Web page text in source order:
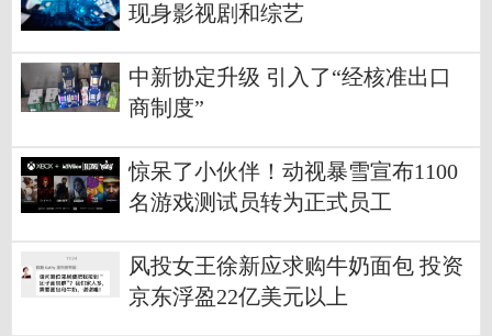
现身影视剧和综艺
中新协定升级 引入了“经核准出口
商制度”
惊呆了小伙伴！动视暴雪宣布1100
名游戏测试员转为正式员工
风投女王徐新应求购牛奶面包 投资
京东浮盈22亿美元以上